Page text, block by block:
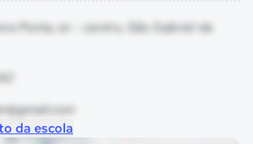
Ponta, sn - centro, São Gabriel da
da escola